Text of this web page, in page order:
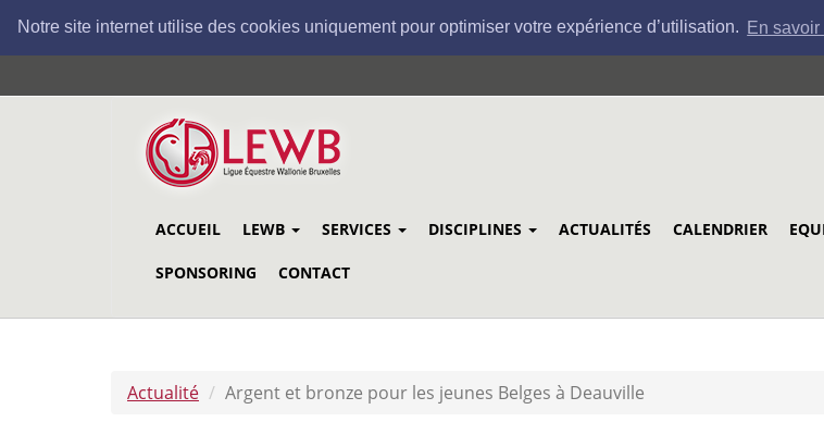
Notre site internet utilise des cookies uniquement pour optimiser votre expérience d’utilisation. En savoir
au
ACCUEIL LEWB SERVICES DISCIPLINES ACTUALITÉS CALENDRIER
SPONSORING CONTACT
Actualité Argent et bronze pour les jeunes Belges à Deauville